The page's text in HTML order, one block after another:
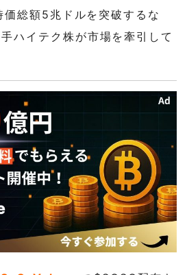
総額5兆ドルを突破するな
ハイテク株が市場を牽引して